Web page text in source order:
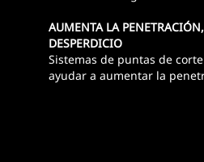
AUMENTA LA
DESPERDICIO
Sistemas de puntas de
ayudar a aumentar la